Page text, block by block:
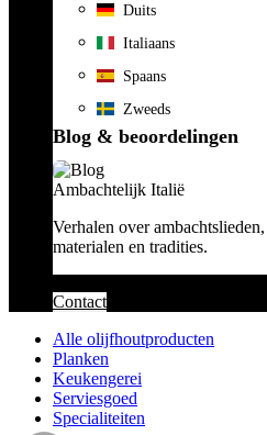
Duits
Italiaans
Spaans
Zweeds
Blog & beoordelingen
Ambachtelijk Italië
Verhalen over ambachtslieden,
materialen en tradities.
Contact
Alle olijfhoutproducten
Planken
Keukengerei
Serviesgoed
Specialiteiten